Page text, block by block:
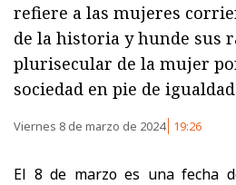
refiere a las mujeres
de la historia y hunde sus
plurisecular de la mujer
sociedad en pie de
Viernes 8 de marzo de 2024 19:26
El 8 de marzo es una fecha